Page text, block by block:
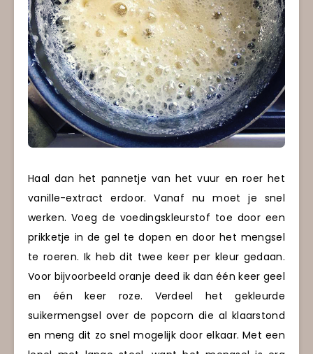
Haal dan het pannetje van het vuur en roer het
vanille-extract erdoor. Vanaf nu moet je snel
werken. Voeg de voedingskleurstof toe door een
prikketje in de gel te dopen en door het mengsel
te roeren. Ik heb dit twee keer per kleur gedaan.
Voor bijvoorbeeld oranje deed ik dan één keer geel
en één keer roze. Verdeel het gekleurde
suikermengsel over de popcorn die al klaarstond
en meng dit zo snel mogelijk door elkaar. Met een